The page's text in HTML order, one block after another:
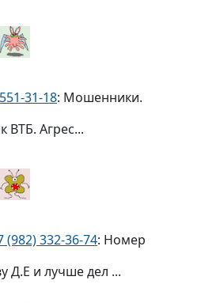
31-18: Мошенники.
ВТБ. Агрес...
(982) 332-36-74: Номер
Д.Е и лучше дел ...